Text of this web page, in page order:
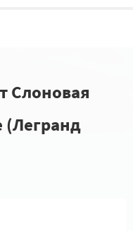
Слоновая
(Легранд